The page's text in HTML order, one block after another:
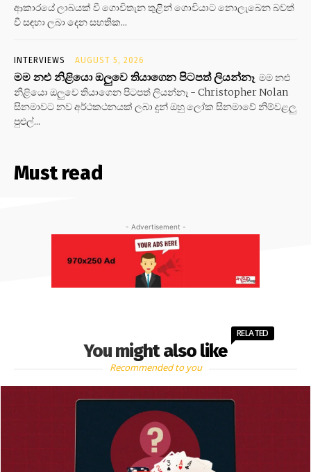
ආකාරයේ ලාබයක් වී ගොවිතැන තුළින් ගොවියාට නොලැබෙන බවත්
වී සඳහා ලබා දෙන සහතික...
INTERVIEWS AUGUST 5, 2026
මම නළු නිළියො ඔලුවෙ තියාගෙන පිටපත් ලියන්නෑ මම නළු
නිළියො ඔලුවෙ තියාගෙන පිටපත් ලියන්නෑ - Christopher Nolan
සිනමාවට නව අර්ථකථනයක් ලබා දුන් ඔහු ලෝක සිනමාවේ නිම්වළලු
පුළුල්...
Must read
- Advertisement -
You might also like
RELATED
Recommended to you